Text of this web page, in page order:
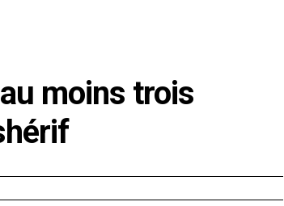
moins trois